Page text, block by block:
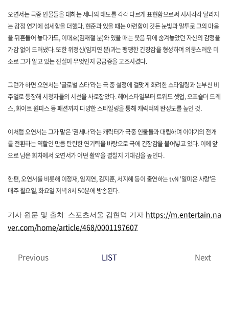
오연서는 극중 인물들을 대하는 세나의 태도를 각각 다르게 표현함으로써 시시각각 달라지
는 감정 연기에 섬세함을 더했다. 현준과 있을 때는 아련함이 깃든 눈빛과 말투로 그의 마음
을 뒤흔들어 놓다가도, 이대호(김재철 분)와 있을 때는 웃음 뒤에 숨겨놓았던 자신의 감정을
가감 없이 드러냈다. 또한 위정신(임지연 분)과는 팽팽한 긴장감을 형성하며 의뭉스러운 미
소로 그가 알고 있는 진실이 무엇인지 궁금증을 고조시켰다.
그런가 하면 오연서는 '글로벌 스타'라는 극 중 설정에 걸맞게 화려한 스타일링과 눈부신 비
주얼로 등장해 시청자들의 시선을 사로잡았다. 헤어스타일부터 트위드 셋업, 오프숄더 드레
스, 화이트 원피스 등 패션까지 다양한 스타일링을 통해 캐릭터의 완성도를 높인 것.
이처럼 오연서는 그가 맡은 '권세나'라는 캐릭터가 극중 인물들과 대립하며 이야기의 전개
를 전환하는 역할인 만큼 탄탄한 연기력을 바탕으로 극에 긴장감을 불어넣고 있다. 이에 앞
으로 남은 회차에서 오연서가 어떤 활약을 펼칠지 기대감을 높인다.
한편, 오연서를 비롯해 이정재, 임지연, 김지훈, 서지혜 등이 출연하는 tvN '얄미운 사랑'은
매주 월요일, 화요일 저녁 8시 50분에 방송된다.
기사 원문 및 출처: 스포츠서울 김현덕 기자 https://m.entertain.na
ver.com/home/article/468/0001197607
Previous LIST Next